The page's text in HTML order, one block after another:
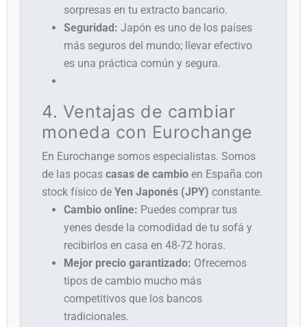
sorpresas en tu extracto bancario.
Seguridad: Japón es uno de los países
más seguros del mundo; llevar efectivo
es una práctica común y segura.
4. Ventajas de cambiar
moneda con Eurochange
En Eurochange somos especialistas. Somos
de las pocascasas de cambio en España con
stock físico deYen Japonés (JPY) constante.
Cambio online: Puedes comprar tus
yenes desde la comodidad de tu sofá y
recibirlos en casa en 48-72 horas.
Mejor precio garantizado: Ofrecemos
tipos de cambio mucho más
competitivos que los bancos
tradicionales.